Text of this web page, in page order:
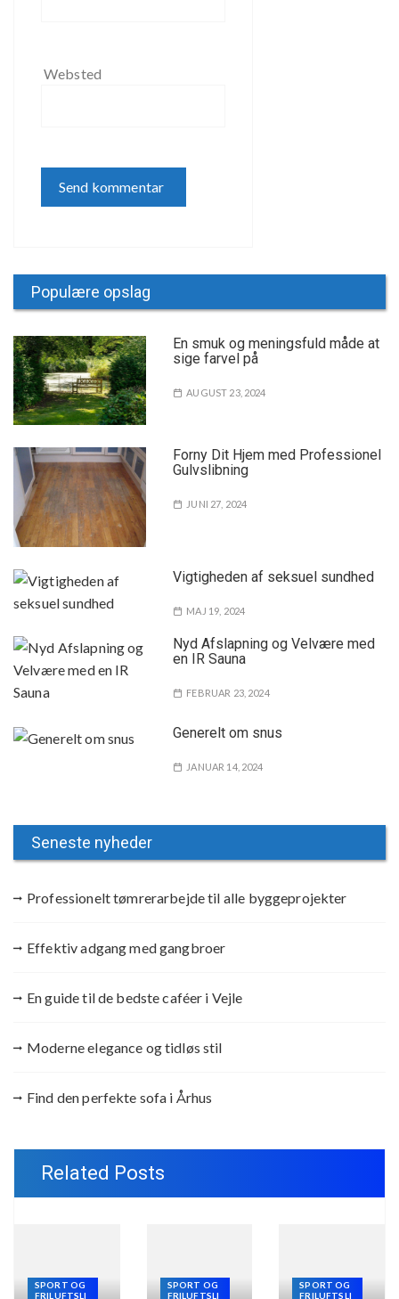
Websted
Populære opslag
En smuk og meningsfuld måde at
sige farvel på
AUGUST 23, 2024
Forny Dit Hjem med Professionel
Gulvslibning
JUNI 27, 2024
Vigtigheden af seksuel sundhed
MAJ 19, 2024
Nyd Afslapning og Velvære med
en IR Sauna
FEBRUAR 23, 2024
Generelt om snus
JANUAR 14, 2024
Seneste nyheder
Professionelt tømrerarbejde til alle byggeprojekter
Effektiv adgang med gangbroer
En guide til de bedste caféer i Vejle
Moderne elegance og tidløs stil
Find den perfekte sofa i Århus
Related Posts
SPORT OG
FRILUFTSLI
SPORT OG
FRILUFTSLI
SPORT OG
FRILUFTSLI